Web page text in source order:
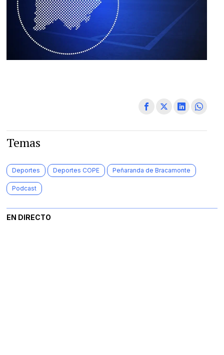
Temas
Deportes Deportes COPE Peñaranda de Bracamonte
Podcast
EN DIRECTO